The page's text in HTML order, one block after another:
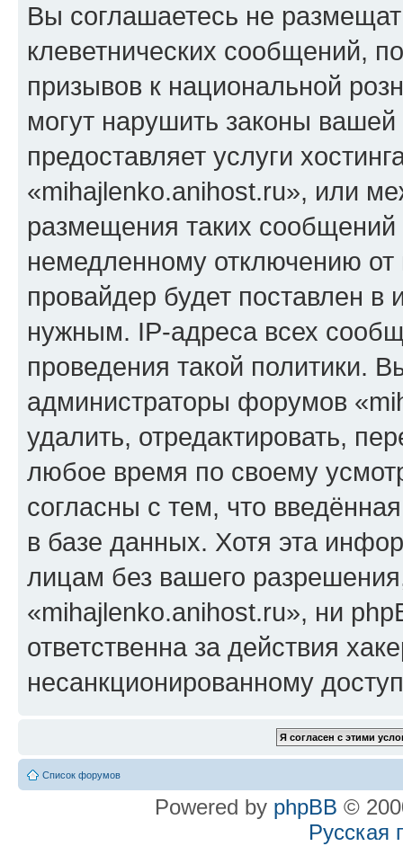
Вы соглашаетесь не
клеветнических сообщений,
призывов к национальной
могут нарушить законы
предоставляет услуги
«mihajlenko.anihost.ru», или
размещения таких
немедленному отключению
провайдер будет поставлен в
нужным. IP-адреса всех
проведения такой политики.
администраторы форумов
удалить, отредактировать,
любое время по своему
согласны с тем, что
в базе данных. Хотя эта
лицам без вашего
«mihajlenko.anihost.ru», ни
ответственна за действия
несанкционированному
Список форумов
Powered by phpBB ©
Русская